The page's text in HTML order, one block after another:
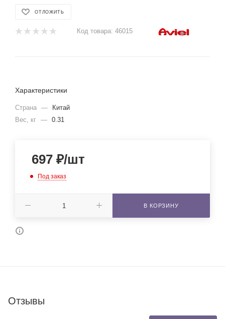
ОТЛОЖИТЬ
Код товара: 46015
Характеристики
Страна —
Китай
Вес, кг — 0.31
697 ₽/шт
Под заказ
В КОРЗИНУ
Отзывы